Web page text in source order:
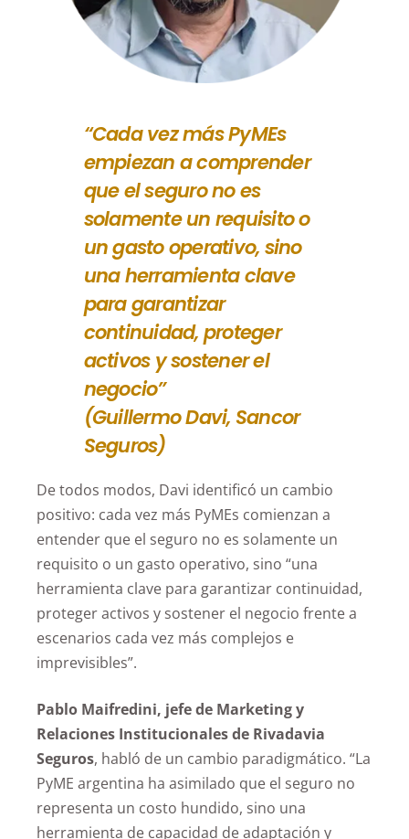
“Cada vez más PyMEs
empiezan a comprender
que el seguro no es
solamente un requisito o
un gasto operativo, sino
una herramienta clave
para garantizar
continuidad, proteger
activos y sostener el
negocio”
(Guillermo Davi, Sancor
Seguros)
De todos modos, Davi identificó un cambio
positivo: cada vez más PyMEs comienzan a
entender que el seguro no es solamente un
requisito o un gasto operativo, sino “una
herramienta clave para garantizar continuidad,
proteger activos y sostener el negocio frente a
escenarios cada vez más complejos e
imprevisibles”.
Pablo Maifredini, jefe de Marketing y
Relaciones Institucionales de Rivadavia
Seguros, habló de un cambio paradigmático. “La
PyME argentina ha asimilado que el seguro no
representa un costo hundido, sino una
herramienta de capacidad de adaptación y